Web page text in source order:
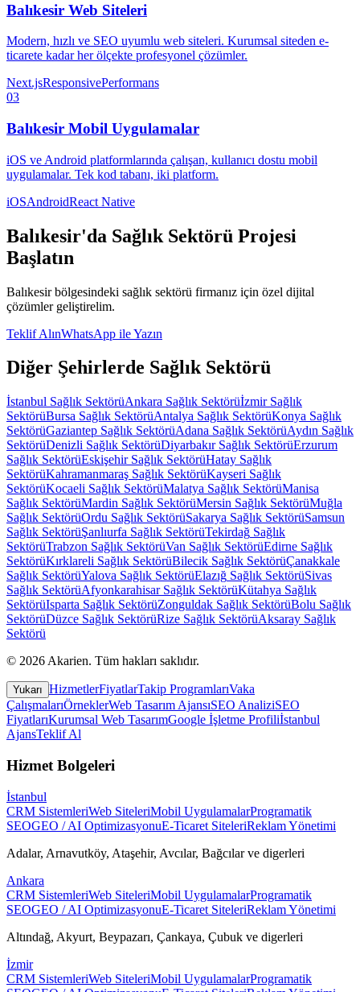
Balıkesir Web Siteleri
Modern, hızlı ve SEO uyumlu web siteleri. Kurumsal siteden e-
ticarete kadar her ölçekte profesyonel çözümler.
Next.jsResponsivePerformans
03
Balıkesir Mobil Uygulamalar
iOS ve Android platformlarında çalışan, kullanıcı dostu mobil
uygulamalar. Tek kod tabanı, iki platform.
iOSAndroidReact Native
Balıkesir'da Sağlık Sektörü Projesi
Başlatın
Balıkesirbölgesindeki sağlık sektörü firmanız için özel dijital
çözümler geliştirelim.
Teklif AlınWhatsApp ile Yazın
Diğer Şehirlerde Sağlık Sektörü
İstanbul Sağlık SektörüAnkara Sağlık Sektörüİzmir Sağlık
SektörüBursa Sağlık SektörüAntalya Sağlık SektörüKonya Sağlık
SektörüGaziantep Sağlık SektörüAdana Sağlık SektörüAydın Sağlık
SektörüDenizli Sağlık SektörüDiyarbakır Sağlık SektörüErzurum
Sağlık SektörüEskişehir Sağlık SektörüHatay Sağlık
SektörüKahramanmaraş Sağlık SektörüKayseri Sağlık
SektörüKocaeli Sağlık SektörüMalatya Sağlık SektörüManisa
Sağlık SektörüMardin Sağlık SektörüMersin Sağlık SektörüMuğla
Sağlık SektörüOrdu Sağlık SektörüSakarya Sağlık SektörüSamsun
Sağlık SektörüŞanlıurfa Sağlık SektörüTekirdağ Sağlık
SektörüTrabzon Sağlık SektörüVan Sağlık SektörüEdirne Sağlık
SektörüKırklareli Sağlık SektörüBilecik Sağlık SektörüÇanakkale
Sağlık SektörüYalova Sağlık SektörüElazığ Sağlık SektörüSivas
Sağlık SektörüAfyonkarahisar Sağlık SektörüKütahya Sağlık
SektörüIsparta Sağlık SektörüZonguldak Sağlık SektörüBolu Sağlık
SektörüDüzce Sağlık SektörüRize Sağlık SektörüAksaray Sağlık
Sektörü
© 2026 Akarien. Tüm hakları saklıdır.
Yukarı HizmetlerFiyatlarTakip ProgramlarıVaka
ÇalışmalarıÖrneklerWeb Tasarım AjansıSEO AnaliziSEO
FiyatlarıKurumsal Web TasarımGoogle İşletme Profiliİstanbul
AjansTeklif Al
Hizmet Bolgeleri
İstanbul
CRM SistemleriWeb SiteleriMobil UygulamalarProgramatik
SEOGEO / AI OptimizasyonuE-Ticaret SiteleriReklam Yönetimi
Adalar, Arnavutköy, Ataşehir, Avcılar, Bağcılarve digerleri
Ankara
CRM SistemleriWeb SiteleriMobil UygulamalarProgramatik
SEOGEO / AI OptimizasyonuE-Ticaret SiteleriReklam Yönetimi
Altındağ, Akyurt, Beypazarı, Çankaya, Çubuk ve digerleri
İzmir
CRM SistemleriWeb SiteleriMobil UygulamalarProgramatik